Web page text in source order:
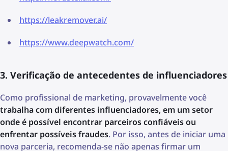
https://leakremover.ai/
https://www.deepwatch.com/
3. Verificação de antecedentes de influenciadores
Como profissional de marketing, provavelmente você
trabalha com diferentes influenciadores, em um setor
onde é possível encontrar parceiros confiáveis ou
enfrentar possíveis fraudes. Por isso, antes de iniciar uma
nova parceria, recomenda-se não apenas firmar um